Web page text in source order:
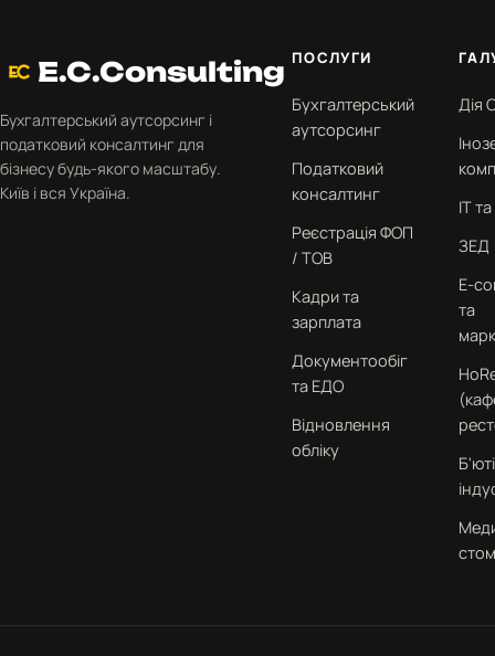
E.C.Consulting
Бухгалтерський аутсорсинг і
податковий консалтинг для
бізнесу будь-якого масштабу.
Київ і вся Україна.
ПОСЛУГИ
Бухгалтерський
аутсорсинг
Податковий
консалтинг
Реєстрація ФОП
/ ТОВ
Кадри та
зарплата
Документообіг
та ЕДО
Відновлення
обліку
Дія
IT
ЗЕД
E-
та